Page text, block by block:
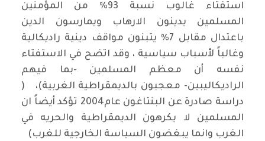
استفتاء غالوب نسبة 93% من المؤمنين
المسلمين يدينون الارهاب ويمارسون الدين
باعتدال مقابل 7% يتبنون مواقف دينية راديكالية
وغالباً لأسباب سياسية ، وقد اتضح في الاستفتاء
نفسه أن معظم المسلمين -بما فيهم
الراديكاليبين- معجبون بالديمقراطية الغربية)، (
دراسة صادرة عن البنتاغون عام2004 تؤكد أيضاً ان
المسلمين لا يكرهون الديمقراطية والحريه في
الغرب وانما يبغضون السياسة الخارجية للغرب)